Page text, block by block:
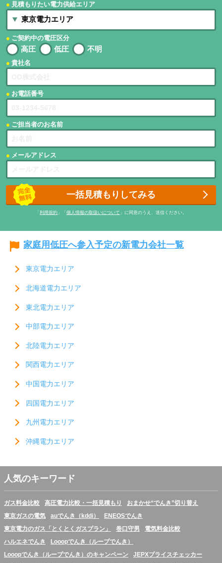
見積もりたい電力供給エリア
ご契約中の電圧区分
高圧 低圧 不明
貴社名
お電話番号
ご担当者のお名前
メールアドレス
一括見積もりしてみる
「 利用規約 」「 個人情報の取扱いについて 」に同意のうえ、送信ください。
家庭用低圧へ参入予定の新電力会社一覧
東京電力エリア
北海道電力エリア
東北電力エリア
中部電力エリア
北陸電力エリア
関西電力エリア
中国電力エリア
四国電力エリア
九州電力エリア
沖縄電力エリア
人気のキーワード
ガス料金比較 高圧電力比較・一括見積もり
おまかせ“でんき”切り替え
東京ガスの電気
auでんき（kddi）
ENEOSでんき
東京電力のガス「とくとくガスプラン」
巻口守男
電気料金比較
ハルエネでんき
Looopでんき（ループでんき）
Looopでんき（ループでんき）のキャンペーン
JEPXプライスチェッカー